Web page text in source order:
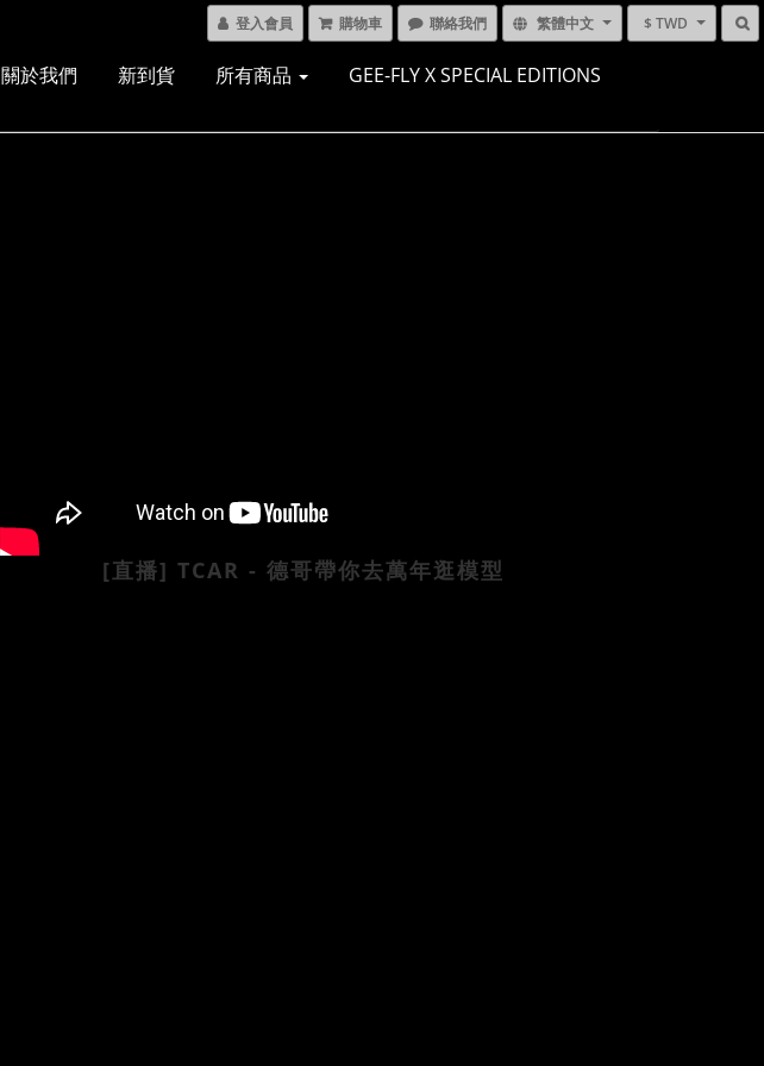
登入會員 購物車 聯絡我們 繁體中文 $ TWD
關於我們 新到貨 所有商品 GEE-FLY X SPECIAL EDITIONS
[直播] TCAR - 德哥帶你去萬年逛模型